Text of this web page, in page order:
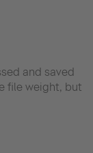
and saved
file weight, but